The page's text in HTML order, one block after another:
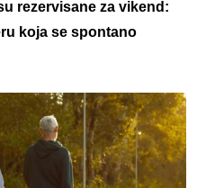
rezervisane za vikend:
koja se spontano